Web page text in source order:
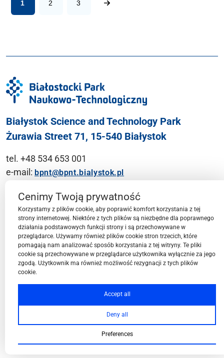
1 2 3
Białystok Science and Technology Park
Żurawia Street 71, 15-540 Białystok
tel. +48 534 653 001
e-mail: bpnt@bpnt.bialystok.pl
Contact
BPN-T Area
BPN-T Offer
Cenimy Twoją prywatność
Korzystamy z plików cookie, aby poprawić komfort korzystania z tej
strony internetowej. Niektóre z tych plików są niezbędne dla poprawnego
działania podstawowych funkcji strony i są przechowywane w
przeglądarce. Używamy również plików cookie stron trzecich, które
pomagają nam analizować sposób korzystania z tej witryny. Te pliki
cookie są przechowywane w przeglądarce użytkownika wyłącznie za jego
zgodą. Użytkownik ma również możliwość rezygnacji z tych plików
cookie.
Accept all
Deny all
Preferences